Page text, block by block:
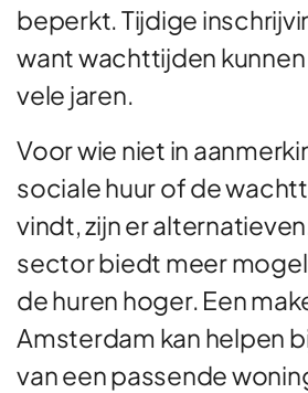
beperkt. Tijdige
want wachttijden
vele jaren.
Voor wie niet in
sociale huur of de
vindt, zijn er
sector biedt meer
de huren hoger. Een
Amsterdam kan helpen
van een passende